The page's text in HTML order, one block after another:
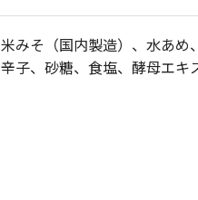
米みそ（国内製造）、水あめ
辛子、砂糖、食塩、酵母エキ